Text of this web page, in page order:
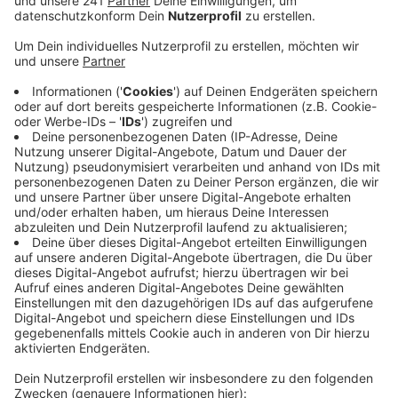
Anzeige
Die Bauarbeiten haben am Freitag auf der Robert-
Blum-Straße zwischenMontessoriwegund
Pappelweg begonnen. Dafür hat die Stadt den Bereich
noch bis einschließlich Sonntag voll gesperrt. Anlieger
dürfen den Abschnitt in der Zeit nicht befahren. Und
auch die Buslinien 203 und 222 werden die
Haltestellen innerhalb des Bau-Abschnitts nicht
anfahren.
Ab Montag wird der Bereich von Süden nach Norden
zur Einbahnstraße. In die andere Richtung gilt eine
Umleitung über die Kölner Straße. Busse werden die
betroffenen Haltestellen ebenfalls nur in
Einbahnstraßenrichtung wieder anfahren. Dienstag soll
die Straße wieder offen sein.